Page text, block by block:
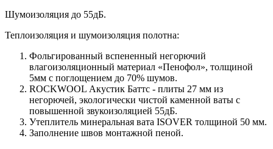
Шумоизоляция до 55дБ.
Теплоизоляция и шумоизоляция полотна:
Фольгированный вспененный негорючий
влагоизоляционный материал «Пенофол», толщиной
5мм с поглощением до 70% шумов.
ROCKWOOL Акустик Баттс - плиты 27 мм из
негорючей, экологически чистой каменной ваты с
повышенной звукоизоляцией 55дБ.
Утеплитель минеральная вата ISOVER толщиной 50 мм.
Заполнение швов монтажной пеной.